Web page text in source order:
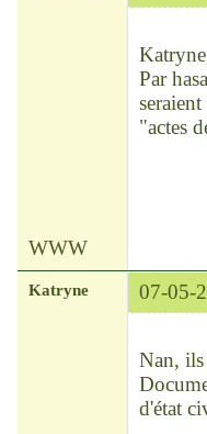
Par
"actes
WWW
Katryne 07-05-
Nan,
d'état